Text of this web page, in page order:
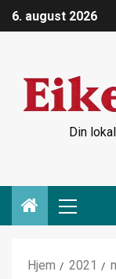
6. august 2026
Din
Hjem 2021